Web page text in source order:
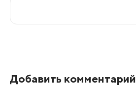
Добавить комментарий